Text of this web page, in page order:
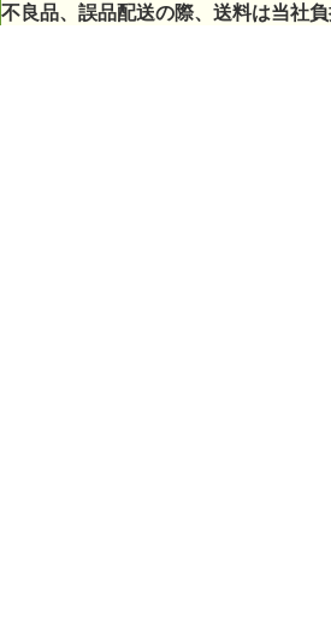
不良品、誤品配送の際、送料は当社